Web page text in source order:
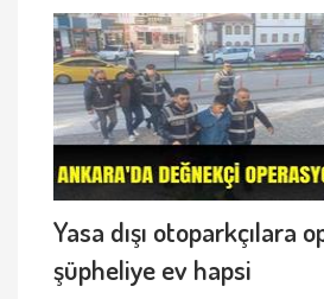
Yasa dışı otoparkçılara
şüpheliye ev hapsi